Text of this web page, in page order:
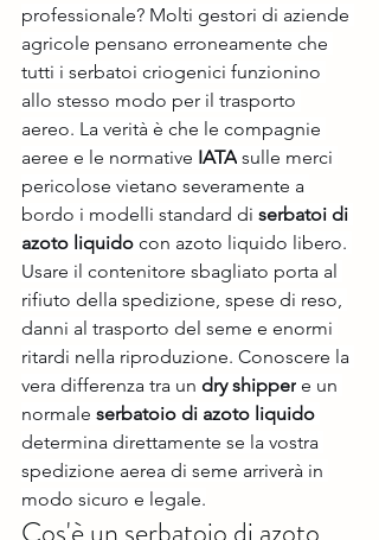
professionale? Molti gestori di aziende
agricole pensano erroneamente che
tutti i serbatoi criogenici funzionino
allo stesso modo per il trasporto
aereo. La verità è che le compagnie
aeree e le normative IATA sulle merci
pericolose vietano severamente a
bordo i modelli standard di serbatoi di
azoto liquido con azoto liquido libero.
Usare il contenitore sbagliato porta al
rifiuto della spedizione, spese di reso,
danni al trasporto del seme e enormi
ritardi nella riproduzione. Conoscere la
vera differenza tra un dry shipper e un
normale serbatoio di azoto liquido
determina direttamente se la vostra
spedizione aerea di seme arriverà in
modo sicuro e legale.